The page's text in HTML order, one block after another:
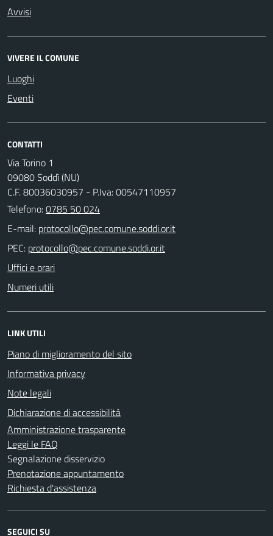
Avvisi
VIVERE IL COMUNE
Luoghi
Eventi
CONTATTI
Via Torino 1
09080 Soddì (NU)
C.F. 80036030957 - P.Iva: 00547110957
Telefono:0785 50 024
E-mail:
PEC:
Uffici e orari
Numeri utili
LINK UTILI
Piano di miglioramento del sito
Informativa privacy
Note legali
Dichiarazione di accessibilità
Amministrazione trasparente
Leggi le FAQ
Segnalazione disservizio
Prenotazione appuntamento
Richiesta d'assistenza
SEGUICI SU